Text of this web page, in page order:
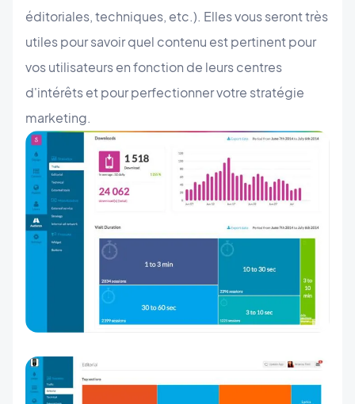
éditoriales, techniques, etc.). Elles vous seront très
utiles pour savoir quel contenu est pertinent pour
vos utilisateurs en fonction de leurs centres
d'intérêts et pour perfectionner votre stratégie
marketing.